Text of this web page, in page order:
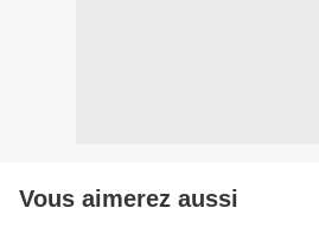
Vous aimerez aussi